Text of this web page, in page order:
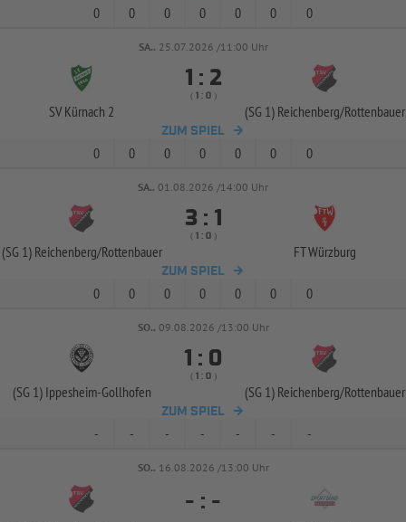
0 0 0 0 0 0 0
SA.. 25.07.2026 /11:00 Uhr
SV Kürnach 2
 : 
(  :  )
(SG 1) Reichenberg/Rottenbauer
ZUM SPIEL
0 0 0 0 0 0 0
SA.. 01.08.2026 /14:00 Uhr
(SG 1) Reichenberg/Rottenbauer
 : 
(  :  )
FT Würzburg
ZUM SPIEL
0 0 0 0 0 0 0
SO.. 09.08.2026 /13:00 Uhr
(SG 1) Ippesheim-Gollhofen
 : 
(  :  )
(SG 1) Reichenberg/Rottenbauer
ZUM SPIEL
- - - - - - -
SO.. 16.08.2026 /13:00 Uhr
- : -